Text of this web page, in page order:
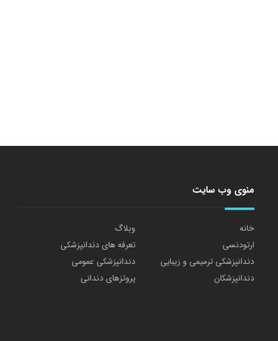
منوی وب سایت
خانه
وبلاگ
ارتودنسی
تعرفه های دندانپزشکی
دندانپزشکی ترمیمی و زیبایی
دندانپزشکی عمومی
دندانپزشکان
پروتزهای دندانی